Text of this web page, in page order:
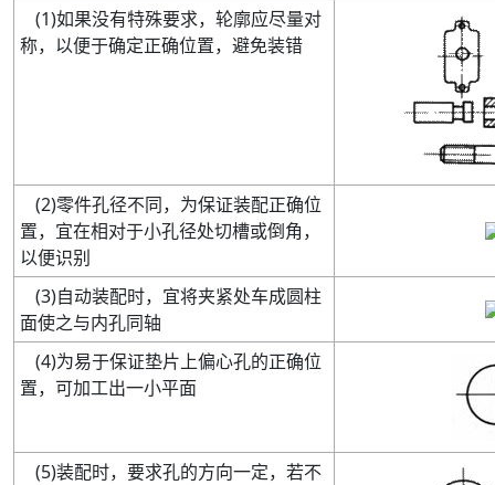
(1)如果没有特殊要求，轮廓应尽量对
称，以便于确定正确位置，避免装错
(2)零件孔径不同，为保证装配正确位
置，宜在相对于小孔径处切槽或倒角，
以便识别
(3)自动装配时，宜将夹紧处车成圆柱
面使之与内孔同轴
(4)为易于保证垫片上偏心孔的正确位
置，可加工出一小平面
(5)装配时，要求孔的方向一定，若不